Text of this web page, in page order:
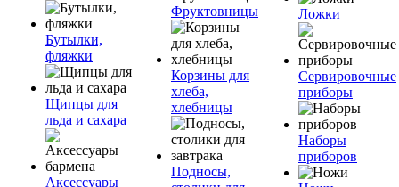
Бутылки,
фляжки
Щипцы для
льда и сахара
Аксессуары
Фруктовницы
Корзины для
хлеба,
хлебницы
Подносы,
Ложки
Сервировочные
приборы
Наборы
приборов